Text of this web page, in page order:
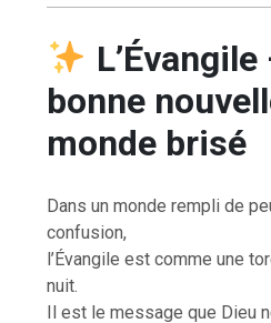
bonne
monde brisé
Dans un monde rempli de
confusion,
l’Évangile est comme une
nuit.
Il est le message que Dieu